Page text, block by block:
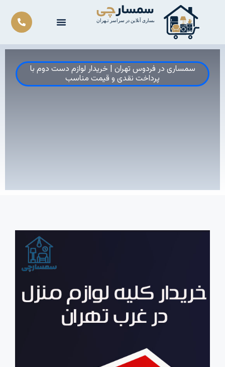
سمساری در فردوس تهران | خریدار لوازم دست دوم با
پرداخت نقدی و قیمت مناسب